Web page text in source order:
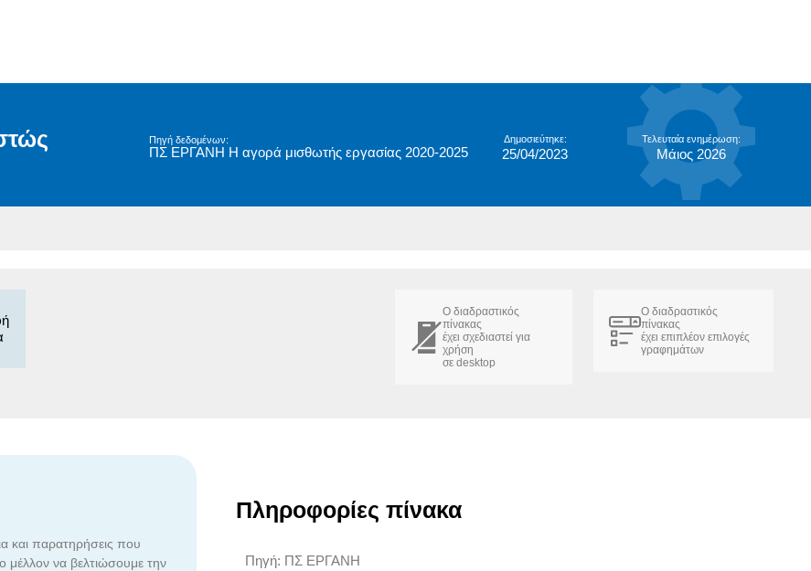
Πηγή δεδομένων:
ΠΣ ΕΡΓΑΝΗ Η αγορά μισθωτής εργασίας 2020-2025
Δημοσιεύτηκε:
25/04/2023
Τελευταία ενημέρωση:
Μάιος 2026
Ο διαδραστικός
πίνακας
έχει σχεδιαστεί για
χρήση
σε desktop
Ο διαδραστικός
πίνακας
έχει επιπλέον επιλογές
γραφημάτων
και παρατηρήσεις που
μέλλον να βελτιώσουμε την
Πληροφορίες πίνακα
Πηγή: ΠΣ ΕΡΓΑΝΗ